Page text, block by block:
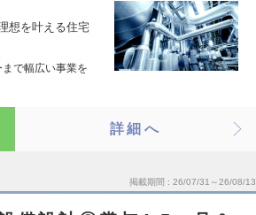
想を叶える住宅
で幅広い事業を
詳細へ
掲載期間 26/07/31～26/08/13